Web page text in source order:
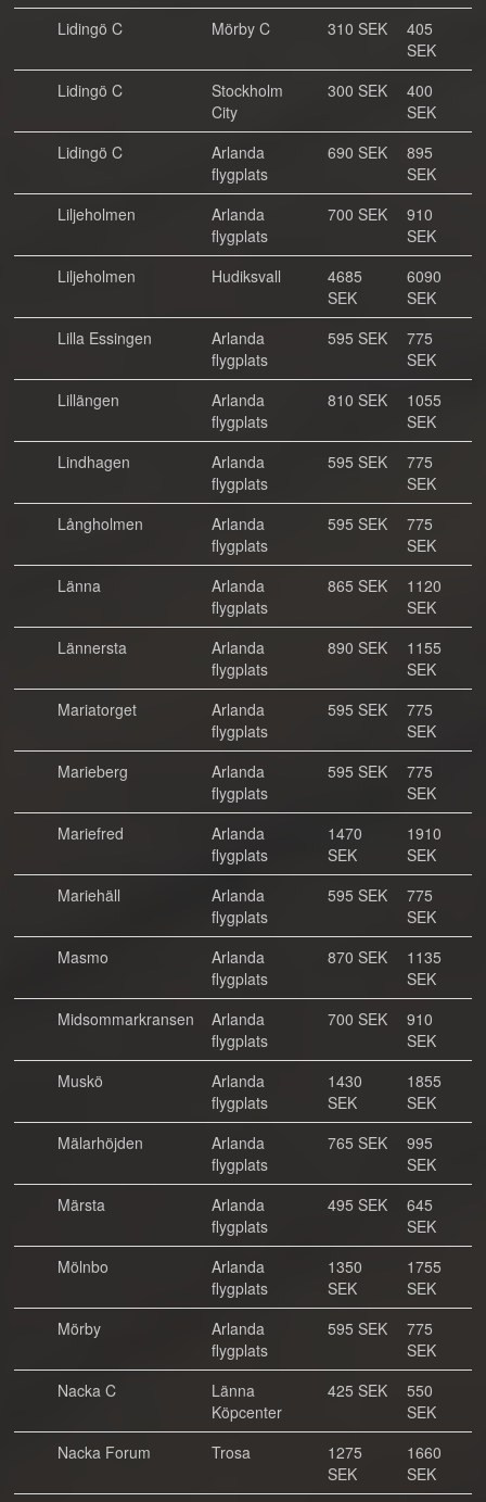
Lidingö C
Mörby C 310 SEK
405
SEK
Lidingö C
Stockholm
City
300 SEK
400
SEK
Lidingö C
Arlanda
flygplats
690 SEK
895
SEK
Liljeholmen
Arlanda
flygplats
700 SEK
910
SEK
Liljeholmen
Hudiksvall
4685
SEK
6090
SEK
Lilla Essingen
Arlanda
flygplats
595 SEK
775
SEK
Lillängen
Arlanda
flygplats
810 SEK
1055
SEK
Lindhagen
Arlanda
flygplats
595 SEK
775
SEK
Långholmen
Arlanda
flygplats
595 SEK
775
SEK
Länna
Arlanda
flygplats
865 SEK
1120
SEK
Lännersta
Arlanda
flygplats
890 SEK
1155
SEK
Mariatorget
Arlanda
flygplats
595 SEK
775
SEK
Marieberg
Arlanda
flygplats
595 SEK
775
SEK
Mariefred
Arlanda
flygplats
1470
SEK
1910
SEK
Mariehäll
Arlanda
flygplats
595 SEK
775
SEK
Masmo
Arlanda
flygplats
870 SEK
1135
SEK
Midsommarkransen
Arlanda
flygplats
700 SEK
910
SEK
Muskö
Arlanda
flygplats
1430
SEK
1855
SEK
Mälarhöjden
Arlanda
flygplats
765 SEK
995
SEK
Märsta
Arlanda
flygplats
495 SEK
645
SEK
Mölnbo
Arlanda
flygplats
1350
SEK
1755
SEK
Mörby
Arlanda
flygplats
595 SEK
775
SEK
Nacka C
Länna
Köpcenter
425 SEK
550
SEK
Nacka Forum
Trosa
1275
SEK
1660
SEK